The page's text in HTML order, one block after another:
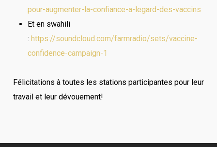
pour-augmenter-la-confiance-a-legard-des-vaccins
Et en swahili
: https://soundcloud.com/farmradio/sets/vaccine-
confidence-campaign-1
Félicitations à toutes les stations participantes pour leur
travail et leur dévouement!